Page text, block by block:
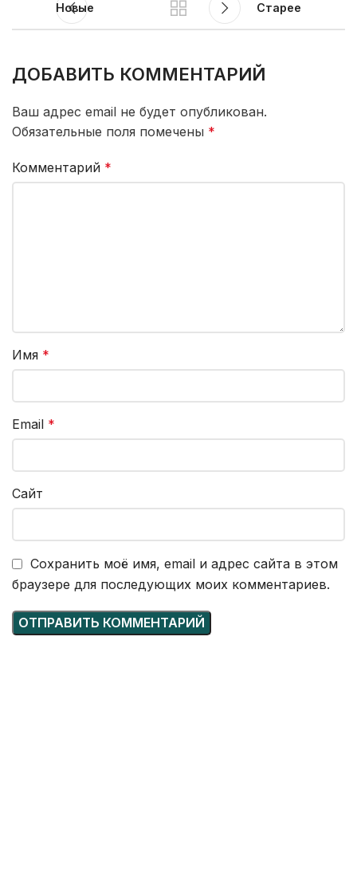
Новые Старее
ДОБАВИТЬ КОММЕНТАРИЙ
Ваш адрес email не будет опубликован.
Обязательные поля помечены *
Комментарий *
Имя *
Email *
Сайт
Сохранить моё имя, email и адрес сайта в этом
браузере для последующих моих комментариев.